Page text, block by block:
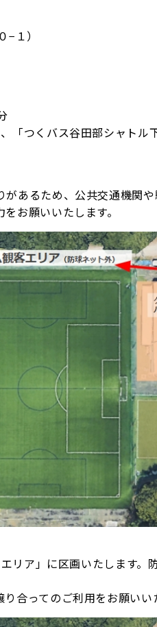
１）
「つくバス谷田部シャト
あるため、公共交通機関
お願いいたします。
リア」に区画いたします
合ってのご利用をお願いい